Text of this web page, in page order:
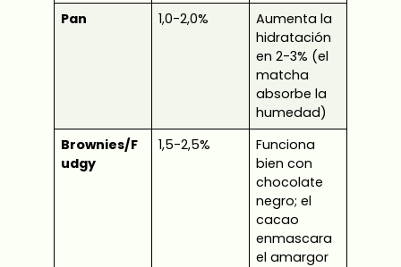
Pan
1,0-2,0%
Aumenta la
hidratación
en 2-3% (el
matcha
absorbe la
humedad)
Brownies/F
udgy
1,5-2,5%
Funciona
bien con
chocolate
negro; el
cacao
enmascara
el amargor